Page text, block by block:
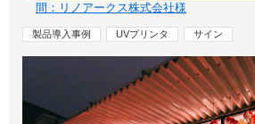
間：リノアークス株式会社様
製品導入事例 UVプリンタ サイン